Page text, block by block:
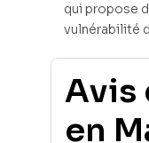
qui propose
vulnérabilité
Avis
en